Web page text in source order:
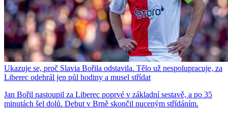
Ukazuje se, proč Slavia Bořila odstavila. Tělo už nespolupracuje, za
Liberec odehrál jen půl hodiny a musel střídat
Jan Bořil nastoupil za Liberec poprvé v základní sestavě, a po 35
minutách šel dolů. Debut v Brně skončil nuceným střídáním.